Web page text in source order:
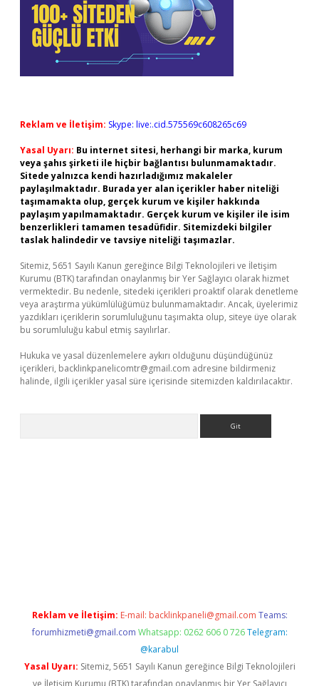
Reklam ve İletişim: Skype: live:.cid.575569c608265c69
Yasal Uyarı: Bu internet sitesi, herhangi bir marka, kurum
veya şahıs şirketi ile hiçbir bağlantısı bulunmamaktadır.
Sitede yalnızca kendi hazırladığımız makaleler
paylaşılmaktadır. Burada yer alan içerikler haber niteliği
taşımamakta olup, gerçek kurum ve kişiler hakkında
paylaşım yapılmamaktadır. Gerçek kurum ve kişiler ile isim
benzerlikleri tamamen tesadüfidir. Sitemizdeki bilgiler
taslak halindedir ve tavsiye niteliği taşımazlar.
Sitemiz, 5651 Sayılı Kanun gereğince Bilgi Teknolojileri ve İletişim
Kurumu (BTK) tarafından onaylanmış bir Yer Sağlayıcı olarak hizmet
vermektedir. Bu nedenle, sitedeki içerikleri proaktif olarak denetleme
veya araştırma yükümlülüğümüz bulunmamaktadır. Ancak, üyelerimiz
yazdıkları içeriklerin sorumluluğunu taşımakta olup, siteye üye olarak
bu sorumluluğu kabul etmiş sayılırlar.
Hukuka ve yasal düzenlemelere aykırı olduğunu düşündüğünüz
içerikleri, backlinkpanelicomtr@gmail.com adresine bildirmeniz
halinde, ilgili içerikler yasal süre içerisinde sitemizden kaldırılacaktır.
Reklam ve İletişim: E-mail: backlinkpaneli@gmail.com Teams:
forumhizmeti@gmail.com Whatsapp: 0262 606 0 726 Telegram:
@karabul
Yasal Uyarı: Sitemiz, 5651 Sayılı Kanun gereğince Bilgi Teknolojileri
ve İletişim Kurumu (BTK) tarafından onaylanmış bir Yer Sağlayıcı